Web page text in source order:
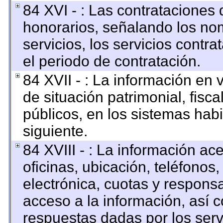
84 XVI - : Las
honorarios, señalando los
servicios, los servicios
el periodo de contratación.
84 XVII - : La información en
de situación patrimonial,
públicos, en los sistemas
siguiente.
84 XVIII - : La información
oficinas, ubicación,
electrónica, cuotas y
acceso a la información, así
respuestas dadas por los